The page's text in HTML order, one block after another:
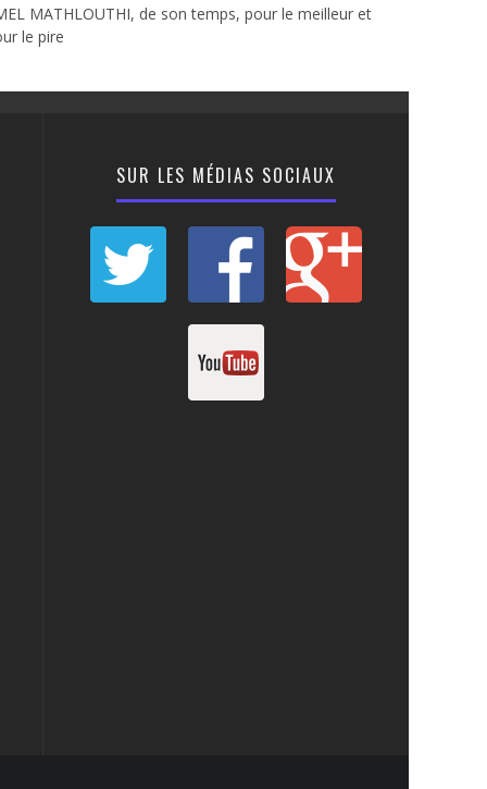
MATHLOUTHI, de son temps, pour le meilleur et
le pire
SUR LES MÉDIAS SOCIAUX